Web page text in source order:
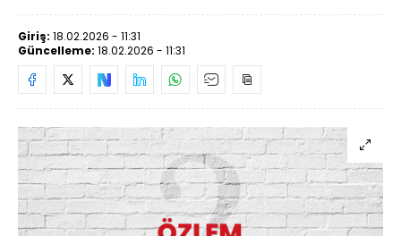
Giriş: 18.02.2026 - 11:31
Güncelleme: 18.02.2026 - 11:31